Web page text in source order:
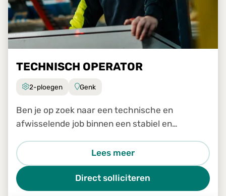
TECHNISCH OPERATOR
2-ploegen Genk
Ben je op zoek naar een technische en
afwisselende job binnen een stabiel en
Operator in Genk zeker iets voor jou.
Lees meer
Direct solliciteren